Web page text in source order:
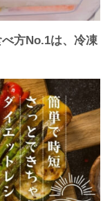
方No.1は、冷凍